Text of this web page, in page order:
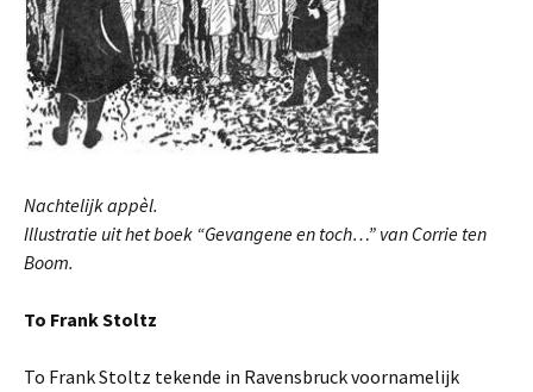
Nachtelijk appèl.
Illustratie uit het boek “Gevangene en toch…” van Corrie ten
Boom.
To Frank Stoltz
To Frank Stoltz tekende in Ravensbruck voornamelijk